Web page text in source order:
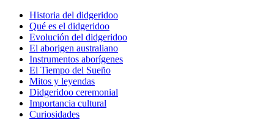
Historia del didgeridoo
Qué es el didgeridoo
Evolución del didgeridoo
El aborigen australiano
Instrumentos aborígenes
El Tiempo del Sueño
Mitos y leyendas
Didgeridoo ceremonial
Importancia cultural
Curiosidades